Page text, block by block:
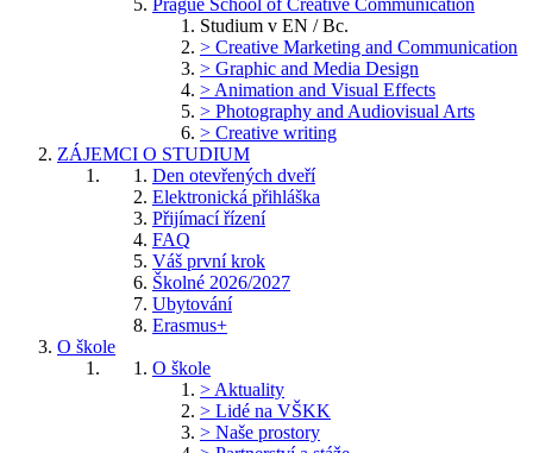
Studium v EN / Bc.
> Creative Marketing and Communication
> Graphic and Media Design
> Animation and Visual Effects
> Photography and Audiovisual Arts
> Creative writing
ZÁJEMCI O STUDIUM
Den otevřených dveří
Elektronická přihláška
Přijímací řízení
FAQ
Váš první krok
Školné 2026/2027
Ubytování
Erasmus+
O škole
O škole
> Aktuality
> Lidé na VŠKK
> Naše prostory